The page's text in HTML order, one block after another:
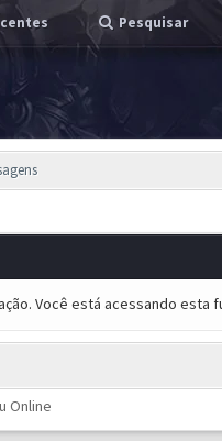
Pesquisar
Você está acessando
Online